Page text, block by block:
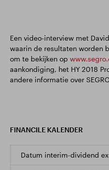
Een video-interview met
waarin de resultaten worden
om te bekijken op
aankondiging, het HY 2018
andere informatie over
FINANCILE KALENDER
Datum interim-dividend